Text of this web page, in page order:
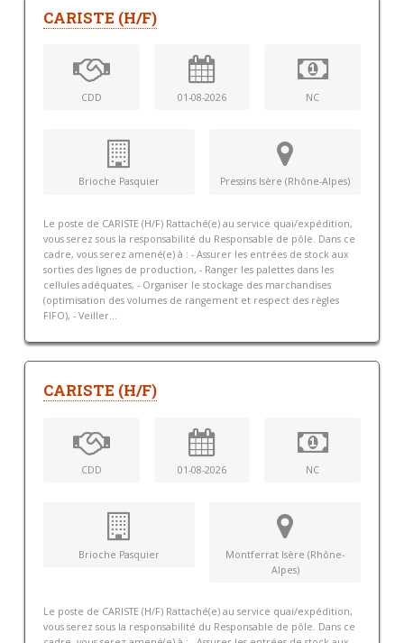
CARISTE (H/F)
CDD 01-08-2026 NC
Brioche Pasquier Pressins Isère (Rhône-Alpes)
Le poste de CARISTE (H/F) Rattaché(e) au service quai/expédition,
vous serez sous la responsabilité du Responsable de pôle. Dans ce
cadre, vous serez amené(e) à : - Assurer les entrées de stock aux
sorties des lignes de production, - Ranger les palettes dans les
cellules adéquates, - Organiser le stockage des marchandises
(optimisation des volumes de rangement et respect des règles
FIFO), - Veiller...
CARISTE (H/F)
CDD 01-08-2026 NC
Brioche Pasquier
Montferrat Isère (Rhône-
Alpes)
Le poste de CARISTE (H/F) Rattaché(e) au service quai/expédition,
vous serez sous la responsabilité du Responsable de pôle. Dans ce